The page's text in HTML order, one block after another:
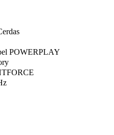
POWERPLAY